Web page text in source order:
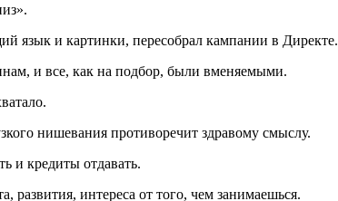
язык и картинки, пересобрал кампании в Директе.
и все, как на подбор, были вменяемыми.
нишевания противоречит здравому смыслу.
и кредиты отдавать.
развития, интереса от того, чем занимаешься.